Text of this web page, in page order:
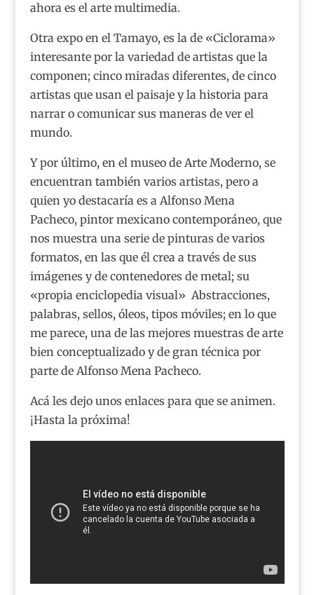
ahora es el arte multimedia.
Otra expo en el Tamayo, es la de «Ciclorama»
interesante por la variedad de artistas que la
componen; cinco miradas diferentes, de cinco
artistas que usan el paisaje y la historia para
narrar o comunicar sus maneras de ver el
mundo.
Y por último, en el museo de Arte Moderno, se
encuentran también varios artistas, pero a
quien yo destacaría es a Alfonso Mena
Pacheco, pintor mexicano contemporáneo, que
nos muestra una serie de pinturas de varios
formatos, en las que él crea a través de sus
imágenes y de contenedores de metal; su
«propia enciclopedia visual» Abstracciones,
palabras, sellos, óleos, tipos móviles; en lo que
me parece, una de las mejores muestras de arte
bien conceptualizado y de gran técnica por
parte de Alfonso Mena Pacheco.
Acá les dejo unos enlaces para que se animen.
¡Hasta la próxima!